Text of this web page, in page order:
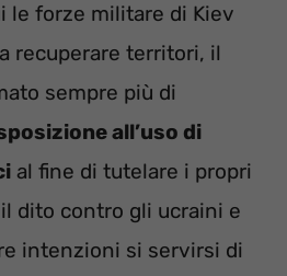
le forze militare di Kiev
recuperare territori, il
sempre più di
all’uso di
al fine di tutelare i propri
dito contro gli ucraini e
intenzioni si servirsi di